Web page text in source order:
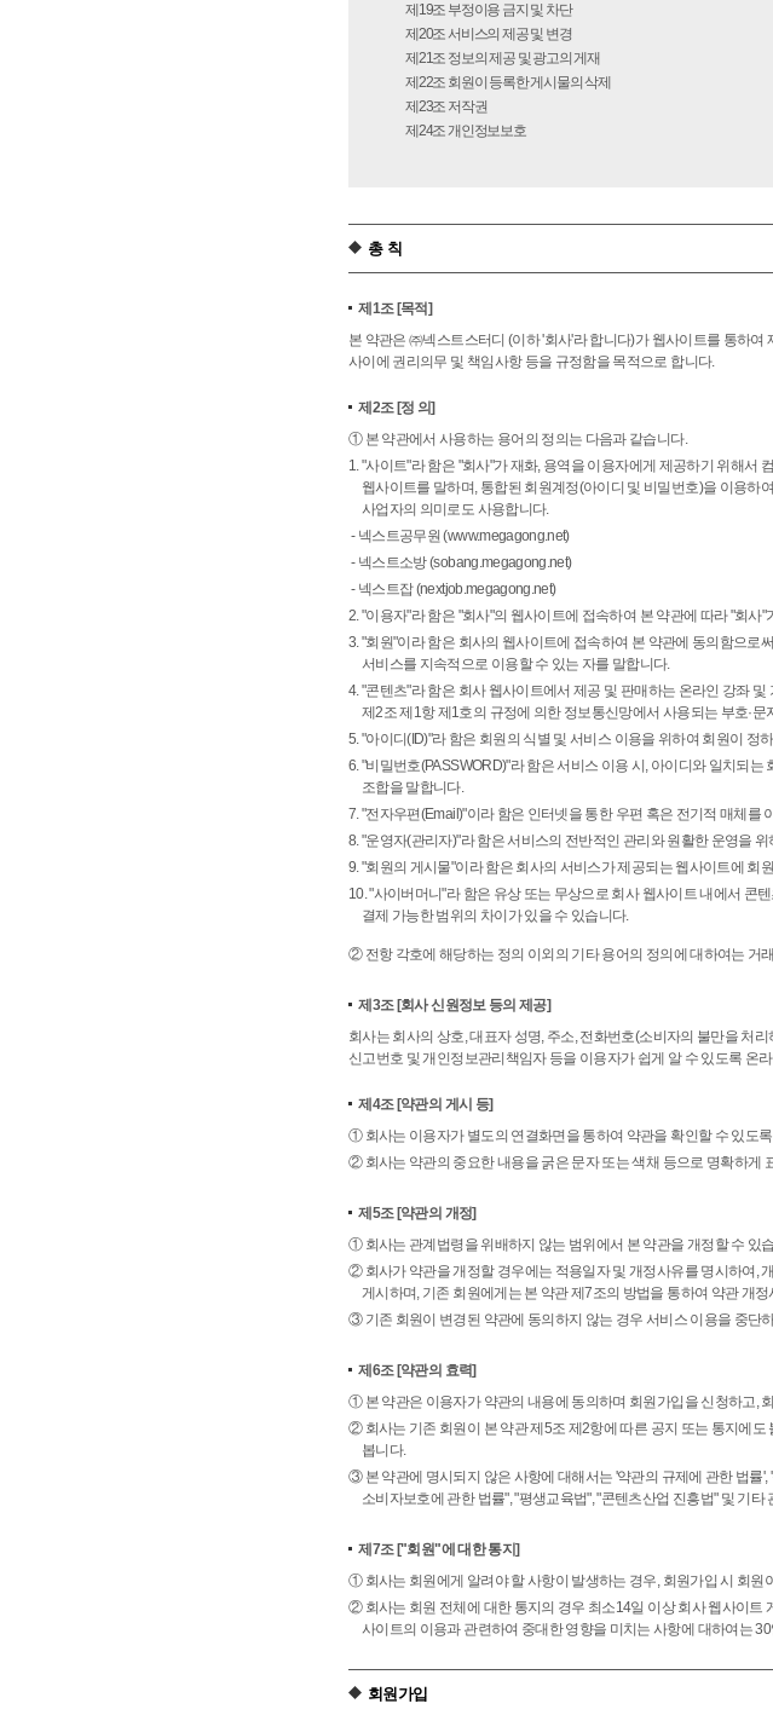
제19조 부정이용 금지 및 차단
제20조 서비스의 제공 및 변경
제21조 정보의 제공 및 광고의 게재
제22조 회원이 등록한 게시물의 삭제
제23조 저작권
제24조개인정보보호
총 칙
제1조[목적]
본 약관은 ㈜넥스트스터디 (이하 '회사'라 합니다)가 웹사이트를 통하
사이에 권리의무 및 책임사항 등을 규정함을 목적으로 합니다.
제2조[정 의]
① 본 약관에서 사용하는 용어의 정의는 다음과 같습니다.
1. "사이트"라 함은 "회사"가 재화, 용역을 이용자에게 제공하기 위해서
웹사이트를 말하며, 통합된 회원계정(아이디 및 비밀번호)을 이용하
사업자의 의미로도 사용합니다.
- 넥스트공무원 (www.megagong.net)
- 넥스트소방 (sobang.megagong.net)
- 넥스트잡 (nextjob.megagong.net)
2. "이용자"라 함은 "회사"의 웹사이트에 접속하여 본 약관에 따라 "회
3. "회원"이라 함은 회사의 웹사이트에 접속하여 본 약관에 동의함으
서비스를 지속적으로 이용할 수 있는 자를 말합니다.
4. "콘텐츠"라 함은 회사 웹사이트에서 제공 및 판매하는 온라인 강좌
제2조 제1항 제1호의 규정에 의한 정보통신망에서 사용되는 부호·
5. "아이디(ID)"라 함은 회원의 식별 및 서비스 이용을 위하여 회원이 정
6. "비밀번호(PASSWORD)"라 함은 서비스 이용 시, 아이디와 일치되
조합을 말합니다.
7. "전자우편(Email)"이라 함은 인터넷을 통한 우편 혹은 전기적 매체를
8. "운영자(관리자)"라 함은 서비스의 전반적인 관리와 원활한 운영을
9. "회원의 게시물"이라 함은 회사의 서비스가 제공되는 웹사이트에 회
10. "사이버머니"라 함은 유상 또는 무상으로 회사 웹사이트 내에서 콘
결제 가능한 범위의 차이가 있을 수 있습니다.
② 전항 각호에 해당하는 정의 이외의 기타 용어의 정의에 대하여는 거
제3조[회사 신원정보 등의 제공]
회사는 회사의 상호, 대표자 성명, 주소, 전화번호(소비자의 불만을 처
신고번호 및 개인정보관리책임자 등을 이용자가 쉽게 알 수 있도록 온
제4조[약관의 게시 등]
① 회사는 이용자가 별도의 연결화면을 통하여 약관을 확인할 수 있도
② 회사는 약관의 중요한 내용을 굵은 문자 또는 색채 등으로 명확하게
제5조[약관의 개정]
① 회사는 관계법령을 위배하지 않는 범위에서 본 약관을 개정할 수 있
② 회사가 약관을 개정할 경우에는 적용일자 및 개정사유를 명시하여,
게시하며, 기존 회원에게는 본 약관 제7조의 방법을 통하여 약관 개
③ 기존 회원이 변경된 약관에 동의하지 않는 경우 서비스 이용을 중단
제6조[약관의 효력]
① 본 약관은 이용자가 약관의 내용에 동의하며 회원가입을 신청하고,
② 회사는 기존 회원이 본 약관 제5조 제2항에 따른 공지 또는 통지에
봅니다.
③ 본 약관에 명시되지 않은 사항에 대해서는 '약관의 규제에 관한 법률
소비자보호에 관한 법률", "평생교육법", "콘텐츠산업 진흥법" 및 기
제7조["회원"에 대한 통지]
① 회사는 회원에게 알려야 할 사항이 발생하는 경우, 회원가입 시 회원
② 회사는 회원 전체에 대한 통지의 경우 최소14일 이상 회사 웹사이트
사이트의 이용과 관련하여 중대한 영향을 미치는 사항에 대하여는
회원가입